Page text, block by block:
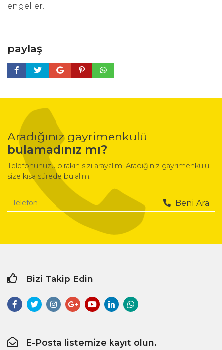
engeller.
paylaş
Aradığınız gayrimenkulü
bulamadınız mı?
Telefonunuzu bırakın sizi arayalım. Aradığınız gayrimenkulü
size kısa sürede bulalım.
Beni Ara
Bizi Takip Edin
E-Posta listemize kayıt olun.